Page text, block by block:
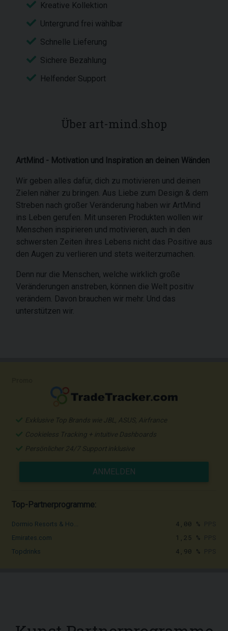
Kreative Kollektion
Untergrund frei wählbar
Schnelle Lieferung
Sichere Bezahlung
Helfender Support
Über art-mind.shop
ArtMind - Motivation und Inspiration an deinen Wänden
Wir geben alles dafür, dich zu motivieren und deinen
Zielen näher zu bringen. Aus Liebe zum Design & dem
Streben nach großer Veränderung haben wir ArtMind
ins Leben gerufen. Mit unseren Produkten wollen wir
Menschen inspirieren und motivieren, auch in den
schwersten Zeiten ihres Lebens nicht das Positive aus
den Augen zu verlieren und stets weiterzumachen.
Denn nur die Menschen, welche wirklich große
Veränderungen anstreben, können die Welt positiv
verändern. Davon brauchen wir mehr. Und das
unterstützen wir.
Exklusive Top Brands wie JBL, ASUS, Airfrance
Cookieless Tracking + intuitive Dashboards
Persönlicher 24/7 Support inklusive
ANMELDEN
Top-Partnerprogramme:
Dormio Resorts & Ho... 4,00 %
Emirates.com 1,25 %
Topdrinks 4,90 %